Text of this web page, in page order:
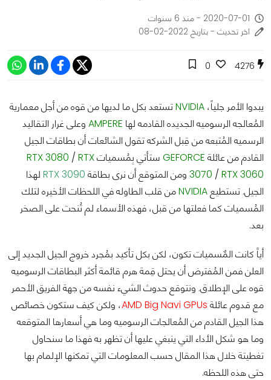
2020-07-01 - منذ 6 سنوات
اخر تحديث - بتاريخ 2022-02-08
4276
0
يبدوا الأمر جلياً، NVIDIAتستعد بكل ما لديها من قوه من أجل معمارية
المُعالجه الرسوميه الجديده القادمه لها AMPERE وعلى غرار التقاليد
الرسميه المُتبعه من قِبل الشركه تقول الشائعات أن بطاقات الجيل
القادم من عائلة GEFORCE ستأتي بِمُسميات RTX 3080 / RTX
3070 / RTX 3060 ومن المتوقع أن نرى بطاقة RTX 3090 لهذا
الجيل. تستطيع NVIDIAمن قلب الطاوله في اللحظات الأخيره لتلك
المُسميات كما فعلتها من قبل، فهذه الأسماء لم تُنحت على الصخر
بعد.
أياً كانت المٌسميات تكون، لكن بكل تأكيد بمُجرد خروج الجيل الجديد إلى
العلن فمن المُفترض أن يحتل قِمة هرم قائمة أكثر البطاقات الرسوميه
قوه على الإطلاق. ونتوقع حدوث الشيء نفسه من جهة الفريق الأحمر
مع قدوم عائلة AMD Big Navi GPUs، ولكن كيف ستكون خصائص
هذا الجيل القادم من المُعالجات الرسوميه وما هي أسعارها المتوقعه
وما هو شكل الأداء التي ينبغي عليها أن تظهر به فهذا ما سنحاول
تغطيتة خلال هذا المقال حسب المعلومات التي تمكنها الإلمام بها
حتى هذه اللحظه.